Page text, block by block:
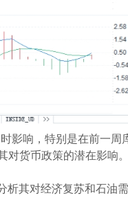
响，特别是在前一周
货币政策的潜在影响。
其对经济复苏和石油需